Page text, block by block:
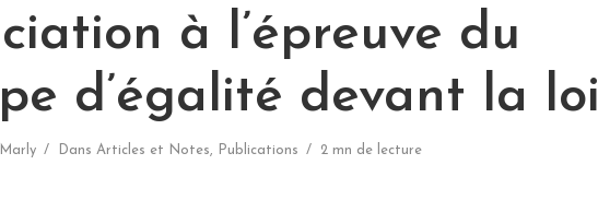
à l’épreuve du
d’égalité devant la loi
Dans Articles et Notes, Publications 2 mn de lecture